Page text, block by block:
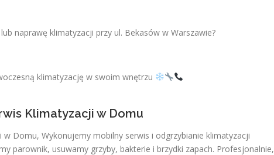
naprawę klimatyzacji przy ul. Bekasów w Warszawie?
klimatyzację w swoim wnętrzu
Klimatyzacji w Domu
w Domu, Wykonujemy mobilny serwis i odgrzybianie klimatyzacji
parownik, usuwamy grzyby, bakterie i brzydki zapach. Profesjonalnie,